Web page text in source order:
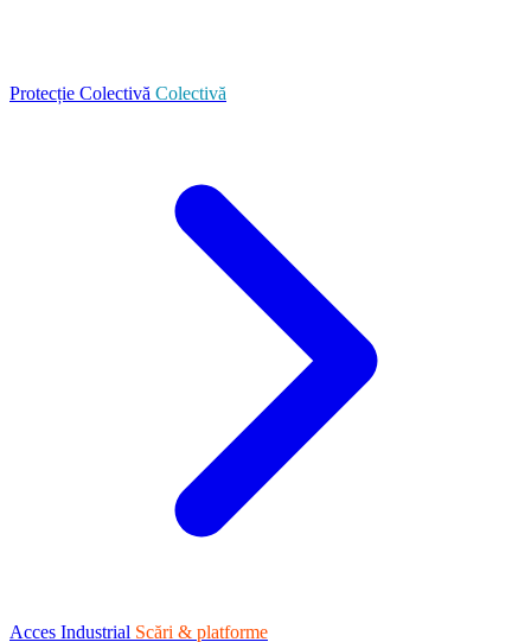
Protecție Colectivă Colectivă
Acces Industrial Scări & platforme